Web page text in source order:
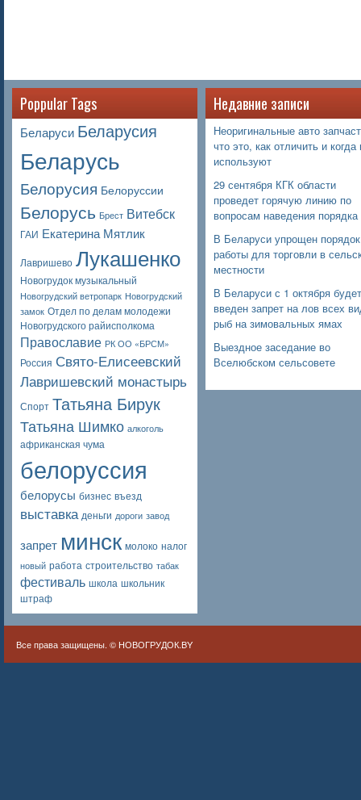
Poppular Tags
Беларуси Беларусия
Беларусь
Белорусия Белоруссии
Белорусь Брест Витебск
ГАИ Екатерина Мятлик
Лавришево Лукашенко
Новогрудок музыкальный
Новогрудский ветропарк Новогрудский
замок Отдел по делам молодежи
Новогрудского райисполкома
Православие РК ОО «БРСМ»
Россия Свято-Елисеевский
Лавришевский монастырь
Спорт Татьяна Бирук
Татьяна Шимко алкоголь
африканская чума
белоруссия
белорусы бизнес въезд
выставка деньги дороги завод
запрет минск молоко налог
новый работа строительство табак
фестиваль школа школьник
штраф
Недавние записи
Неоригинальные авто
что это, как отличить и когда
используют
29 сентября КГК области
проведет горячую линию по
вопросам наведения порядка
В Беларуси упрощен порядок
работы для торговли в
местности
В Беларуси с 1 октября будет
введен запрет на лов всех
рыб на зимовальных ямах
Выездное заседание во
Вселюбском сельсовете
Все права защищены. © НОВОГРУДОК.BY